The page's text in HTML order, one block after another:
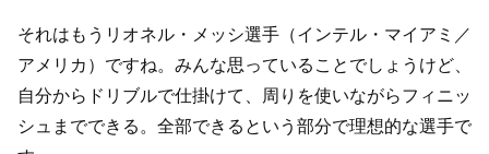
それはもうリオネル・メッシ選手（インテル・マイアミ／
アメリカ）ですね。みんな思っていることでしょうけど、
自分からドリブルで仕掛けて、周りを使いながらフィニッ
シュまでできる。全部できるという部分で理想的な選手で